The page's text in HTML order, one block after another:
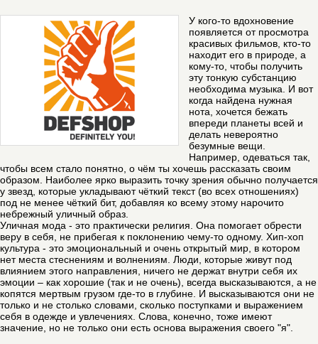
У кого-то вдохновение
появляется от просмотра
красивых фильмов, кто-то
находит его в природе, а
кому-то, чтобы получить
эту тонкую субстанцию
необходима музыка. И вот
когда найдена нужная
нота, хочется бежать
впереди планеты всей и
делать невероятно
безумные вещи.
Например, одеваться так,
чтобы всем стало понятно, о чём ты хочешь рассказать своим
образом. Наиболее ярко выразить точку зрения обычно получается
у звезд, которые укладывают чёткий текст (во всех отношениях)
под не менее чёткий бит, добавляя ко всему этому нарочито
небрежный уличный образ.
Уличная мода - это практически религия. Она помогает обрести
веру в себя, не прибегая к поклонению чему-то одному. Хип-хоп
культура - это эмоциональный и очень открытый мир, в котором
нет места стеснениям и волнениям. Люди, которые живут под
влиянием этого направления, ничего не держат внутри себя их
эмоции – как хорошие (так и не очень), всегда высказываются, а не
копятся мертвым грузом где-то в глубине. И высказываются они не
только и не столько словами, сколько поступками и выражением
себя в одежде и увлечениях. Слова, конечно, тоже имеют
значение, но не только они есть основа выражения своего "я".